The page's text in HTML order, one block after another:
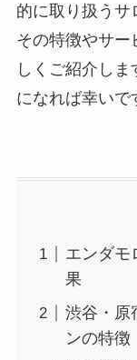
的に取り扱うサ
その特徴やサー
しくご紹介し
になれば幸いで
エンダモ
果
渋谷・原
ンの特徴